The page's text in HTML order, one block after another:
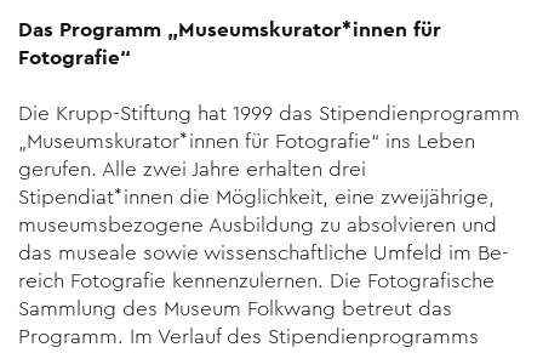
Das Programm „Museumskurator*innen für
Fotografie“
Die Krupp-Stiftung hat 1999 das Stipendienprogramm
„Museums­kurator*innen für Fotografie“ ins Leben
gerufen. Alle zwei Jahre er­halten drei
Stipendiat*innen die Möglichkeit, eine zweijährige,
mu­seumsbezogene Ausbildung zu ab­solvieren und
das museale sowie wissenschaftliche Umfeld im Be­
reich Fotografie kennenzulernen. Die Fotografische
Sammlung des Museum Folkwang betreut das
Programm. Im Verlauf des Stipendienprogramms